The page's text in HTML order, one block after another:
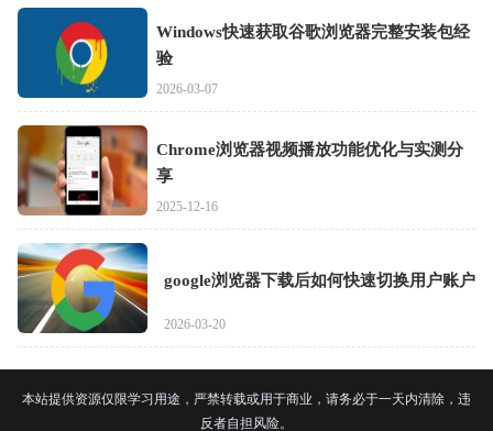
Windows快速获取谷歌浏览器完整安装包经
验
2026-03-07
Chrome浏览器视频播放功能优化与实测分
享
2025-12-16
google浏览器下载后如何快速切换用户账户
2026-03-20
本站提供资源仅限学习用途，严禁转载或用于商业，请务必于一天内清除，违
反者自担风险。